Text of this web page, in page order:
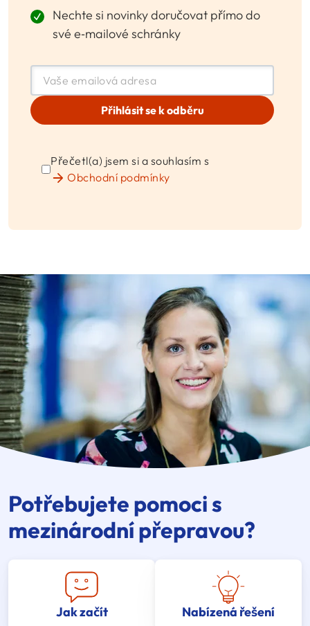
Nechte si novinky doručovat přímo do
své e‑mailové schránky
Přihlásit se k odběru
Přečetl(a) jsem si a souhlasím s
Obchodní podmínky
Potřebujete pomoci s
mezinárodní přepravou?
Jak začít Nabízená řešení